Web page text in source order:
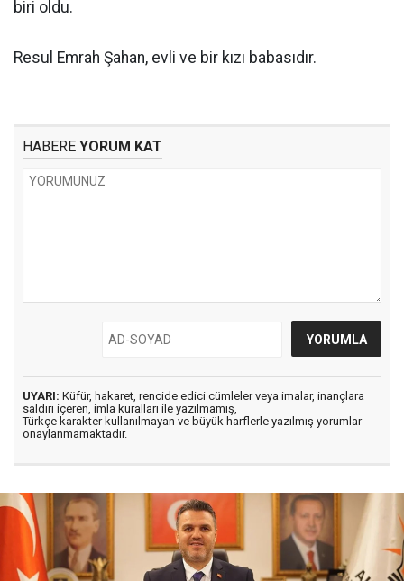
biri oldu.
Resul Emrah Şahan, evli ve bir kızı babasıdır.
HABERE YORUM KAT
UYARI: Küfür, hakaret, rencide edici cümleler veya imalar, inançlara
saldırı içeren, imla kuralları ile yazılmamış,
Türkçe karakter kullanılmayan ve büyük harflerle yazılmış yorumlar
onaylanmamaktadır.